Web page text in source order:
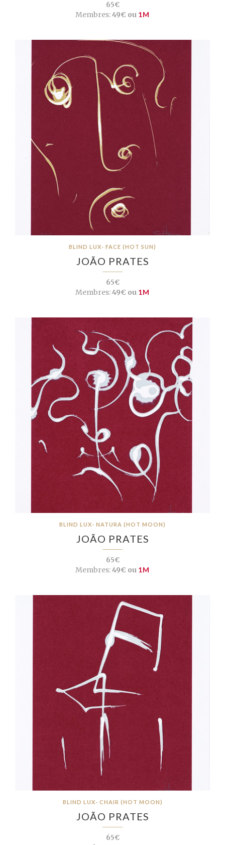
65€
Membres:49€ ou 1M
BLIND LUX- FACE (HOT SUN)
JOÃO PRATES
65€
Membres:49€ ou 1M
BLIND LUX- NATURA (HOT MOON)
JOÃO PRATES
65€
Membres:49€ ou 1M
BLIND LUX- CHAIR (HOT MOON)
JOÃO PRATES
65€